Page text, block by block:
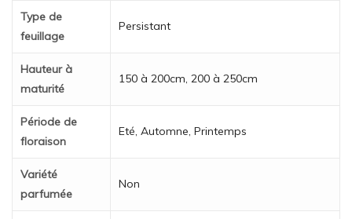
Type de
feuillage
Persistant
Hauteur à
maturité
150 à 200cm, 200 à 250cm
Période de
floraison
Eté, Automne, Printemps
Variété
parfumée
Non